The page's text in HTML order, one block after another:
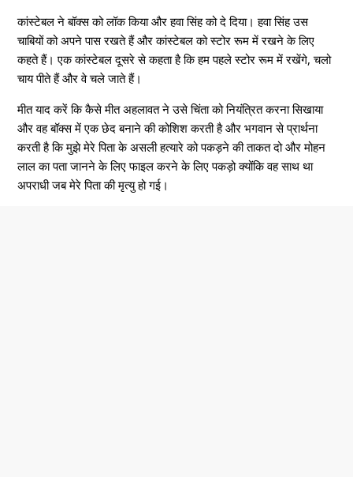
कांस्टेबल ने बॉक्स को लॉक किया और हवा सिंह को दे दिया। हवा सिंह उस
चाबियों को अपने पास रखते हैं और कांस्टेबल को स्टोर रूम में रखने के लिए
कहते हैं। एक कांस्टेबल दूसरे से कहता है कि हम पहले स्टोर रूम में रखेंगे, चलो
चाय पीते हैं और वे चले जाते हैं।
मीत याद करें कि कैसे मीत अहलावत ने उसे चिंता को नियंत्रित करना सिखाया
और वह बॉक्स में एक छेद बनाने की कोशिश करती है और भगवान से प्रार्थना
करती है कि मुझे मेरे पिता के असली हत्यारे को पकड़ने की ताकत दो और मोहन
लाल का पता जानने के लिए फाइल करने के लिए पकड़ो क्योंकि वह साथ था
अपराधी जब मेरे पिता की मृत्यु हो गई।